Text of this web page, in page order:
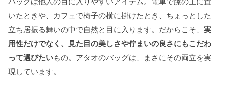
バッグは他人の目に入りやすいアイテム。電車で膝の上に置
いたときや、カフェで椅子の横に掛けたとき、ちょっとした
立ち居振る舞いの中で自然と目に入ります。だからこそ、 実
用性だけでなく、見た目の美しさや佇まいの良さにもこだわ
って選びたいもの。アタオのバッグは、まさにその両立を実
現しています。